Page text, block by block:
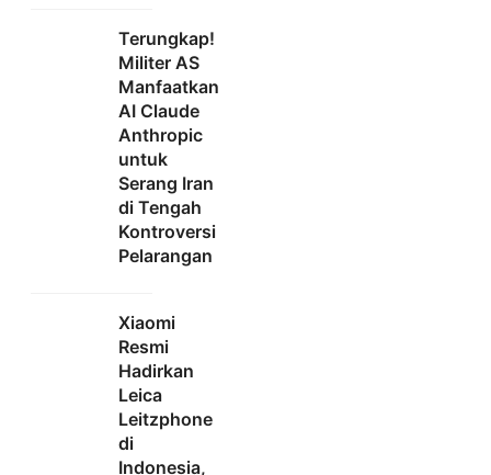
Terungkap!
Militer AS
Manfaatkan
AI Claude
Anthropic
untuk
Serang Iran
di Tengah
Kontroversi
Pelarangan
Xiaomi
Resmi
Hadirkan
Leica
Leitzphone
di
Indonesia,